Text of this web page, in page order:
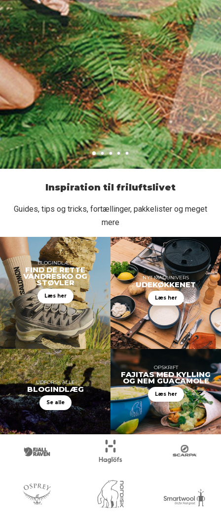
Inspiration til friluftslivet
Guides, tips og tricks, fortællinger, pakkelister og meget
mere
BLOGINDLÆG
FIND DE RETTE
VANDRESKO OG
STØVLER
Læs her
NYT MADUNIVERS
UDEKØKKENET
Læs her
UDFORSK ALLE
BLOGINDLÆG
Se alle
OPSKRIFT
FAJITAS MED KYLLING
OG NEM GUACAMOLE
Læs her